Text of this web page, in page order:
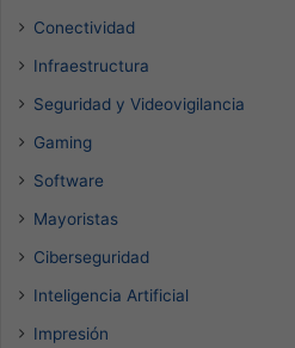
Conectividad
Infraestructura
Seguridad y Videovigilancia
Gaming
Software
Mayoristas
Ciberseguridad
Inteligencia Artificial
Impresión